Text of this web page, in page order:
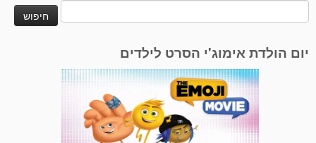
יום הולדת אימוג'י הסרט לילדים